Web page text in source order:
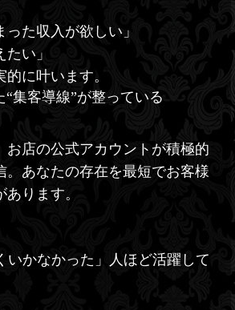
った収入が欲しい」
たい」
に叶います。
集客導線”が整っている
お店の公式アカウントが積極的
。あなたの存在を最短でお客様
ります。
いかなかった」人ほど活躍して